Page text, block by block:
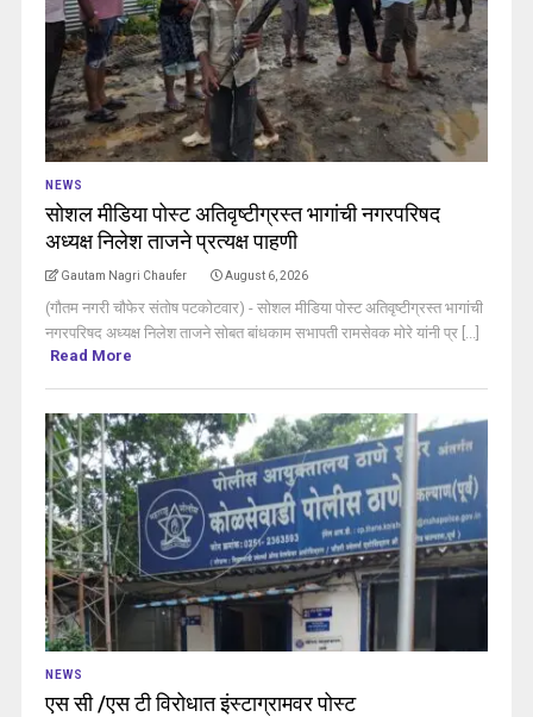
NEWS
सोशल मीडिया पोस्ट अतिवृष्टीग्रस्त भागांची नगरपरिषद
अध्यक्ष निलेश ताजने प्रत्यक्ष पाहणी
Gautam Nagri Chaufer August 6, 2026
(गौतम नगरी चौफेर संतोष पटकोटवार) - सोशल मीडिया पोस्ट अतिवृष्टीग्रस्त भागांची
नगरपरिषद अध्यक्ष निलेश ताजने सोबत बांधकाम सभापती रामसेवक मोरे यांनी प्र [...]
Read More
NEWS
एस सी /एस टी विरोधात इंस्टाग्रामवर पोस्ट